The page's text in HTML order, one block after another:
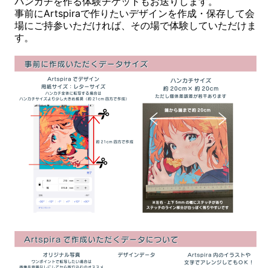
事前にArtspiraで作りたいデザインを作成・保存して会
場にご持参いただければ、その場で体験していただけま
す。